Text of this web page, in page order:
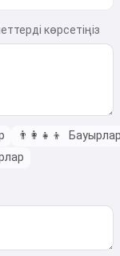
көрсетіңіз
👨‍👩‍👧‍👦